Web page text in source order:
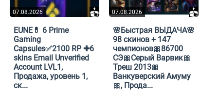
07.08.2026
EUNE💊 6 Prime
Gaming
Capsules✅2100 RP ✚6
skins Email Unverified
Account LVL1,
Продажа, уровень 1,
ск...
07.08.2026
🌸Быстрая ВЫДАЧА🌸
98 скинов + 147
чемпионов🎀86700
СЭ🎀Серый Варвик🎀
Треш 2013🎀
Ванкуверский Амуму
🎀, Прода...